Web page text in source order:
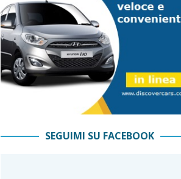
SEGUIMI SU FACEBOOK